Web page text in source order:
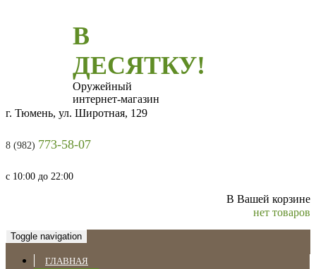
В
ДЕСЯТКУ!
Оружейный
интернет-магазин
г. Тюмень, ул. Широтная, 129
8 (982) 773-58-07
с 10:00 до 22:00
В Вашей корзине
нет товаров
Toggle navigation
ГЛАВНАЯ